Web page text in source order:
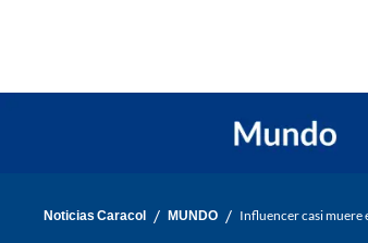
Noticias Caracol / MUNDO / Influencer casi muere